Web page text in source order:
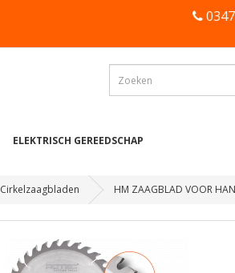
ELEKTRISCH GEREEDSCHAP
Cirkelzaagbladen HM ZAAGBLAD VOOR